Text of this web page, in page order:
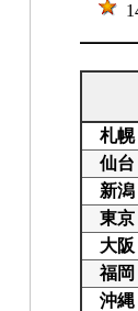
札幌
仙台
新潟
東京
大阪
福岡
沖縄